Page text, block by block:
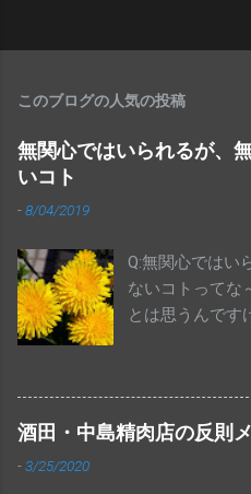
このブログの人気の投稿
無関心ではいられるが、
いコト
-8/04/2019
Q:無関心ではい
ないコトってな
とは思うんです
ましたか？全
で、これは戦後
す。 変な話で
上の人は、消費
酒田・中島精肉店の反則
-3/25/2020